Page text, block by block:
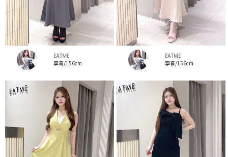
EATME
寧音/156cm
EATME
寧音/156cm